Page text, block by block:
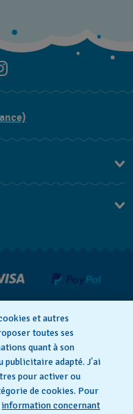
et autres
toutes ses
quant à son
adapté. J’ai
pour activer ou
de cookies. Pour
information concernant